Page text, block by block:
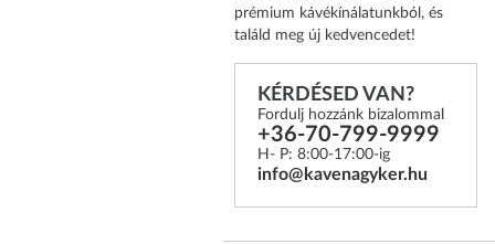
prémium kávékínálatunkból, és
találd meg új kedvencedet!
KÉRDÉSED VAN?
Fordulj hozzánk bizalommal
+36-70-799-9999
H- P: 8:00-17:00-ig
info@kavenagyker.hu